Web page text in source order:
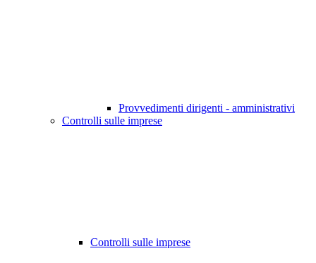
Provvedimenti dirigenti - amministrativi
Controlli sulle imprese
Controlli sulle imprese